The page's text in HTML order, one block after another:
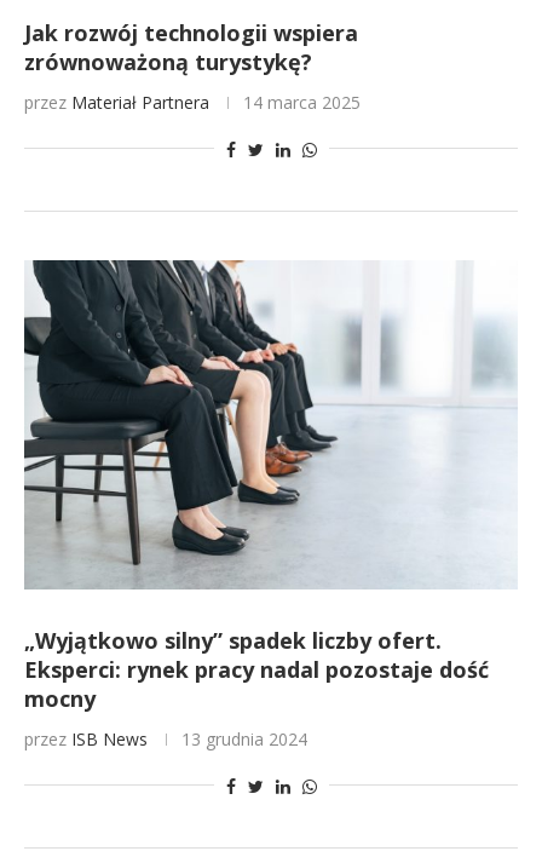
Jak rozwój technologii wspiera
zrównoważoną turystykę?
przez Materiał Partnera 14 marca 2025
„Wyjątkowo silny” spadek liczby ofert.
Eksperci: rynek pracy nadal pozostaje dość
mocny
przez ISB News 13 grudnia 2024